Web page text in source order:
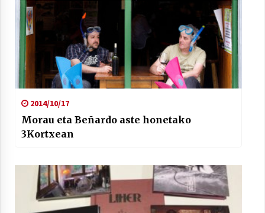
2014/10/17
Morau eta Beñardo aste honetako
3Kortxean